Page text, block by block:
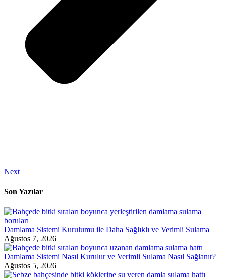
Next
Son Yazılar
Damlama Sistemi Kurulumu ile Daha Sağlıklı ve Verimli Sulama
Ağustos 7, 2026
Damlama Sistemi Nasıl Kurulur ve Verimli Sulama Nasıl Sağlanır?
Ağustos 5, 2026